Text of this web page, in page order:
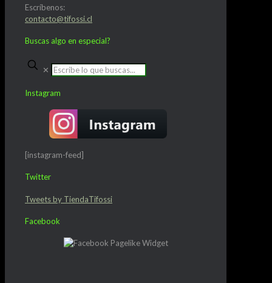
Escríbenos:
contacto@tifossi.cl
Buscas algo en especial?
✕
Instagram
[instagram-feed]
Twitter
Tweets by TiendaTifossi
Facebook